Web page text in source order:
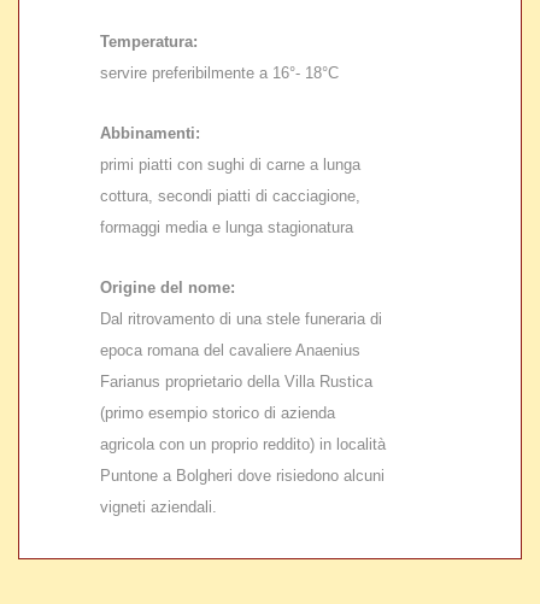
Temperatura:
servire preferibilmente a 16°- 18°C
Abbinamenti:
primi piatti con sughi di carne a lunga
cottura, secondi piatti di cacciagione,
formaggi media e lunga stagionatura
Origine del nome:
Dal ritrovamento di una stele funeraria di
epoca romana del cavaliere Anaenius
Farianus proprietario della Villa Rustica
(primo esempio storico di azienda
agricola con un proprio reddito) in località
Puntone a Bolgheri dove risiedono alcuni
vigneti aziendali.